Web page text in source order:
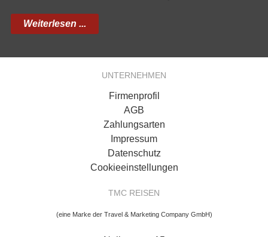
Weiterlesen ...
UNTERNEHMEN
Firmenprofil
AGB
Zahlungsarten
Impressum
Datenschutz
Cookieeinstellungen
TMC REISEN
(eine Marke der Travel & Marketing Company GmbH)